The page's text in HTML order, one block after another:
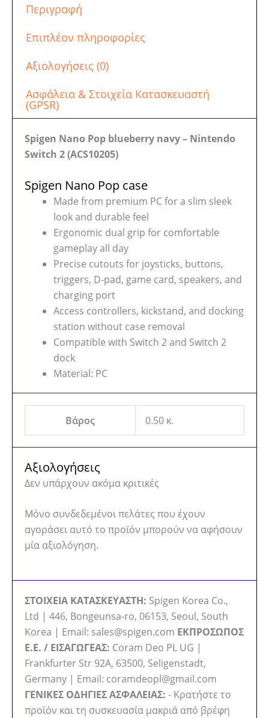
Περιγραφή
Επιπλέον πληροφορίες
Αξιολογήσεις (0)
Ασφάλεια & Στοιχεία Κατασκευαστή
(GPSR)
Spigen Nano Pop blueberry navy – Nintendo
Switch 2 (ACS10205)
Spigen Nano Pop case
Made from premium PC for a slim sleek
look and durable feel
Ergonomic dual grip for comfortable
gameplay all day
Precise cutouts for joysticks, buttons,
triggers, D-pad, game card, speakers, and
charging port
Access controllers, kickstand, and docking
station without case removal
Compatible with Switch 2 and Switch 2
dock
Material: PC
Βάρος 0.50 κ.
Αξιολογήσεις
Δεν υπάρχουν ακόμα κριτικές
Μόνο συνδεδεμένοι πελάτες που έχουν
αγοράσει αυτό το προϊόν μπορούν να αφήσουν
μία αξιολόγηση.
ΣΤΟΙΧΕΙΑ ΚΑΤΑΣΚΕΥΑΣΤΗ: Spigen Korea Co.,
Ltd | 446, Bongeunsa-ro, 06153, Seoul, South
Korea | Email: sales@spigen.com ΕΚΠΡΟΣΩΠΟΣ
Ε.Ε. / ΕΙΣΑΓΩΓΕΑΣ: Coram Deo PL UG |
Frankfurter Str 92A, 63500, Seligenstadt,
Germany | Email: coramdeopl@gmail.com
ΓΕΝΙΚΕΣ ΟΔΗΓΙΕΣ ΑΣΦΑΛΕΙΑΣ: - Κρατήστε το
προϊόν και τη συσκευασία μακριά από βρέφη